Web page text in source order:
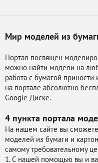
Мир моделей из
Портал посвящен
можно найти модели на
работа с бумагой
на портале абсолютно
Google Диске.
4 пункта портала
На нашем сайте вы
моделей из бумаги и
самому требовательному
1. С нашей помощью вы и